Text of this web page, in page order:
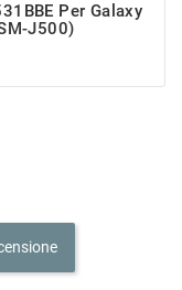
Per Galaxy
J500)